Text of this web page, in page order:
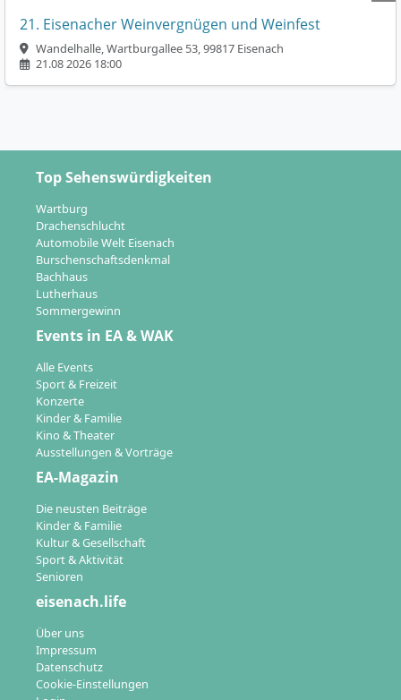
21. Eisenacher Weinvergnügen und Weinfest
Wandelhalle, Wartburgallee 53, 99817 Eisenach
21.08 2026 18:00
Top Sehenswürdigkeiten
Wartburg
Drachenschlucht
Automobile Welt Eisenach
Burschenschaftsdenkmal
Bachhaus
Lutherhaus
Sommergewinn
Events in EA & WAK
Alle Events
Sport & Freizeit
Konzerte
Kinder & Familie
Kino & Theater
Ausstellungen & Vorträge
EA-Magazin
Die neusten Beiträge
Kinder & Familie
Kultur & Gesellschaft
Sport & Aktivität
Senioren
eisenach.life
Über uns
Impressum
Datenschutz
Cookie-Einstellungen